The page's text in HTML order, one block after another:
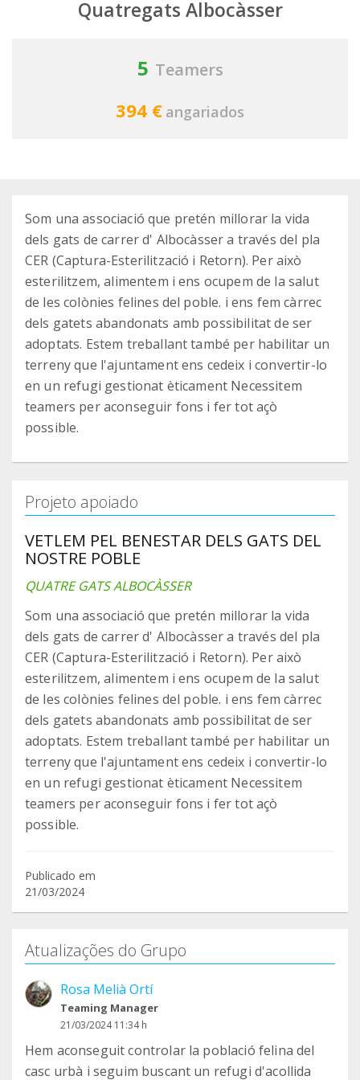
Quatregats Albocàsser
5 Teamers
394 € angariados
Som una associació que pretén millorar la vida
dels gats de carrer d' Albocàsser a través del pla
CER (Captura-Esterilització i Retorn). Per això
esterilitzem, alimentem i ens ocupem de la salut
de les colònies felines del poble. i ens fem càrrec
dels gatets abandonats amb possibilitat de ser
adoptats. Estem treballant també per habilitar un
terreny que l'ajuntament ens cedeix i convertir-lo
en un refugi gestionat èticament Necessitem
teamers per aconseguir fons i fer tot açò
possible.
Projeto apoiado
VETLEM PEL BENESTAR DELS GATS DEL
NOSTRE POBLE
QUATRE GATS ALBOCÀSSER
Som una associació que pretén millorar la vida
dels gats de carrer d' Albocàsser a través del pla
CER (Captura-Esterilització i Retorn). Per això
esterilitzem, alimentem i ens ocupem de la salut
de les colònies felines del poble. i ens fem càrrec
dels gatets abandonats amb possibilitat de ser
adoptats. Estem treballant també per habilitar un
terreny que l'ajuntament ens cedeix i convertir-lo
en un refugi gestionat èticament Necessitem
teamers per aconseguir fons i fer tot açò
possible.
Publicado em
21/03/2024
Atualizações do Grupo
Rosa Melià Ortí
Teaming Manager
21/03/2024 11:34 h
Hem aconseguit controlar la població felina del
casc urbà i seguim buscant un refugi d'acollida